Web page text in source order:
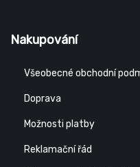
Nakupování
Všeobecné obchodní
Doprava
Možnosti platby
Reklamační řád